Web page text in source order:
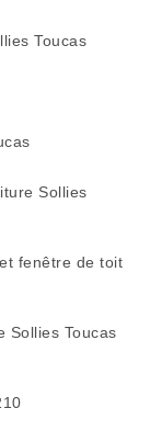
Toucas
Sollies
fenêtre de toit
Sollies Toucas